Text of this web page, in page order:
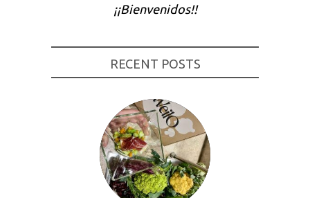
¡¡Bienvenidos!!
RECENT POSTS
mejor posible
rechaza estas